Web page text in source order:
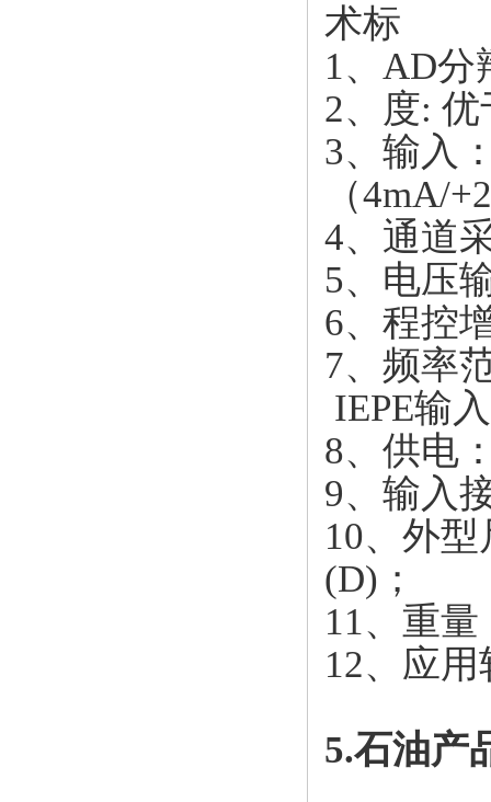
术标
1、AD分
2、度:
3、输入
（4mA/
4、通道
5、电压
6、程控
7、频率
IEPE输
8、供电
9、输入
10、外
(D)；
11、重量
12、应
5.石油产